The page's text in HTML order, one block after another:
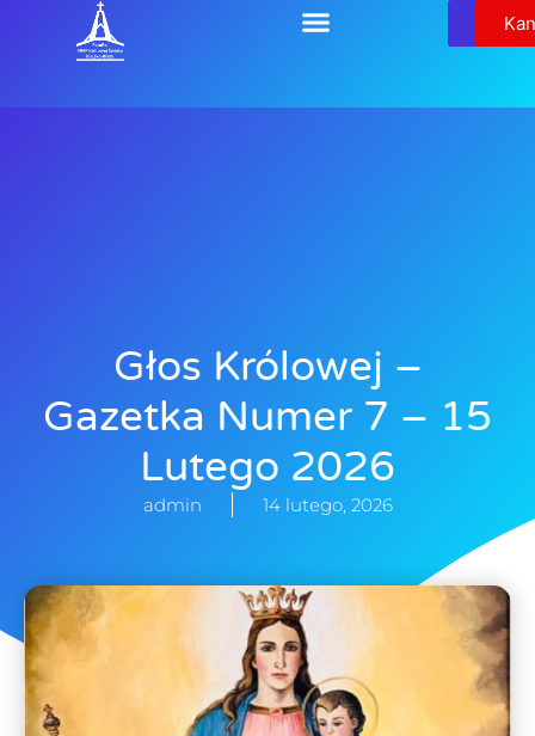
Głos Królowej –
Gazetka Numer 7 – 15
Lutego 2026
admin 14 lutego, 2026